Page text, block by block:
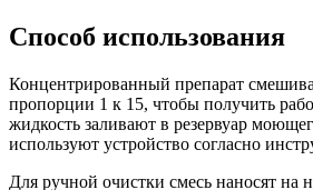
Способ использования
Концентрированный препарат
пропорции 1 к 15, чтобы получить
жидкость заливают в резервуар
используют устройство согласно
Для ручной очистки смесь наносят на